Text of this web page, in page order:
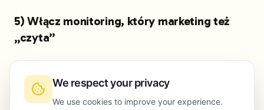
5) Włącz monitoring, który marketing też
„czyta”
Państwo alertów, które przekładają się na
ryzyko SEO:
We respect your privacy
We use cookies to improve your experience.